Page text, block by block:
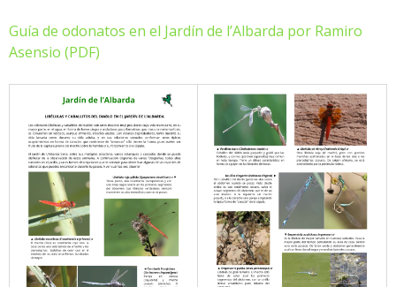
Guía de odonatos en el Jardín de l’Albarda por Ramiro
Asensio (PDF)